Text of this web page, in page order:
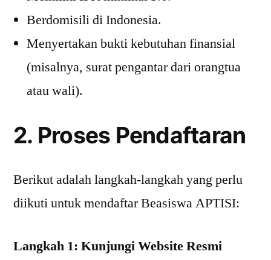
Berdomisili di Indonesia.
Menyertakan bukti kebutuhan finansial
(misalnya, surat pengantar dari orangtua
atau wali).
2. Proses Pendaftaran
Berikut adalah langkah-langkah yang perlu
diikuti untuk mendaftar Beasiswa APTISI:
Langkah 1: Kunjungi Website Resmi